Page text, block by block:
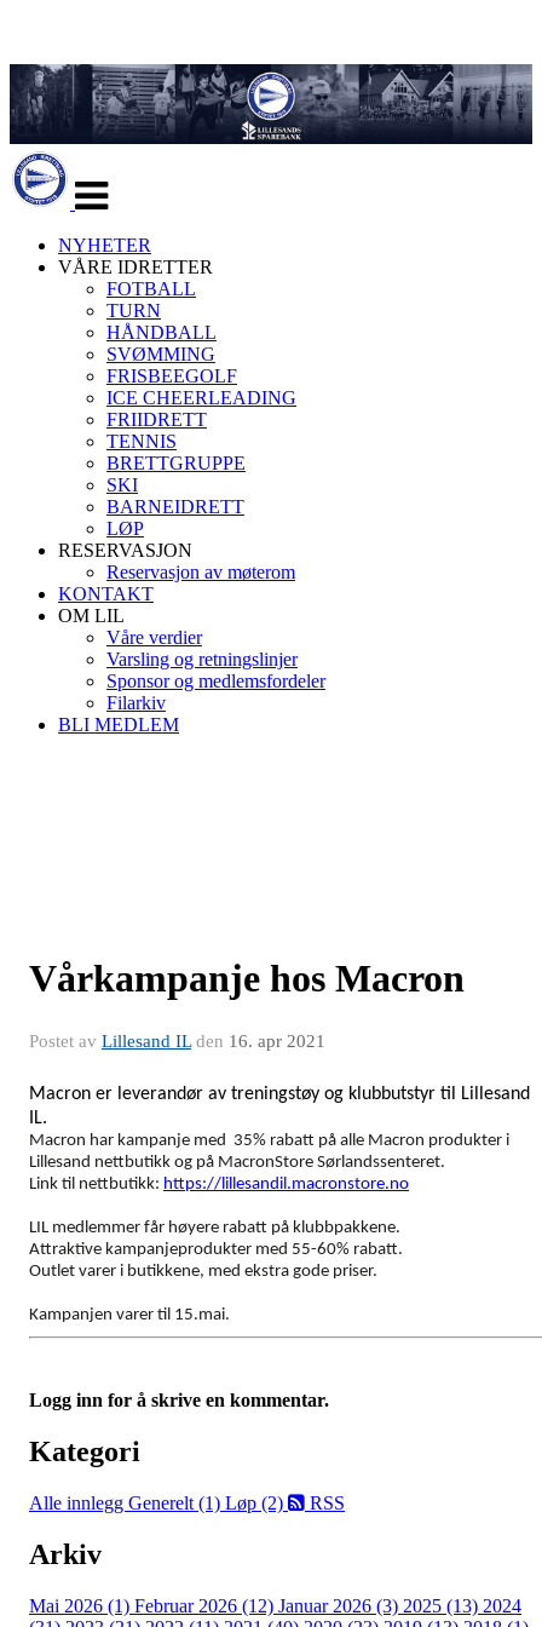
navigasjon
NYHETER
VÅRE IDRETTER
FOTBALL
TURN
HÅNDBALL
SVØMMING
FRISBEEGOLF
ICE CHEERLEADING
FRIIDRETT
TENNIS
BRETTGRUPPE
SKI
BARNEIDRETT
LØP
RESERVASJON
Reservasjon av møterom
KONTAKT
OM LIL
Våre verdier
Varsling og retningslinjer
Sponsor og medlemsfordeler
Filarkiv
BLI MEDLEM
Vårkampanje hos Macron
Postet av Lillesand ILden 16. apr 2021
Macron er leverandør av treningstøy og klubbutstyr til Lillesand
IL.
Macron har kampanje med 35% rabatt på alle Macron produkter i
Lillesand nettbutikk og på MacronStore Sørlandssenteret.
Link til nettbutikk: https://lillesandil.macronstore.no
LIL medlemmer får høyere rabatt på klubbpakkene.
Attraktive kampanjeprodukter med 55-60% rabatt.
Outlet varer i butikkene, med ekstra gode priser.
Kampanjen varer til 15.mai.
Logg inn for å skrive en kommentar.
Kategori
Alle innlegg Generelt (1) Løp (2) RSS
Arkiv
Mai 2026 (1) Februar 2026 (12) Januar 2026 (3) 2025 (13) 2024